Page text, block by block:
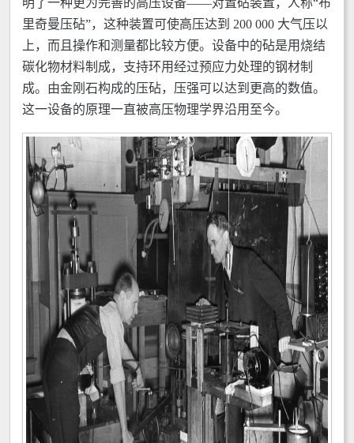
明了一种更为完善的高压设备——对置砧装置，人称“布
里奇曼压砧”，这种装置可使高压达到 200 000 大气压以
上，而且操作和测量都比较方便。设备中的砧是用烧结
碳化物材料制成，支持环用经过预应力处理的钢材制
成。由金刚石构成的压砧，压强可以达到更高的数值。
这一设备的原理一直被高压物理学界沿用至今。